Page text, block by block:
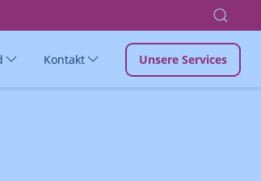
Kontakt Unsere Services